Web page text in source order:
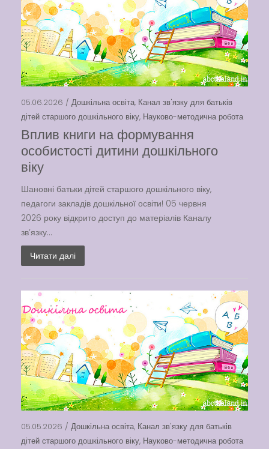
Latter match class
Swimming Lessons at New
Pool
Play is Our Brain’s Favorite
Way
Latter match class
New Friends Everyday at
Вакансії
інформація
05.06.2026 / Дошкільна освіта, Канал зв'язку для батьків
дітей старшого дошкільного віку, Науково-методична робота
Вплив книги на формування
особистості дитини дошкільного
віку
Шановні батьки дітей старшого дошкільного віку,
педагоги закладів дошкільної освіти! 05 червня
2026 року відкрито доступ до матеріалів Каналу
зв’язку...
Читати далі
05.05.2026 / Дошкільна освіта, Канал зв'язку для батьків
дітей старшого дошкільного віку, Науково-методична робота